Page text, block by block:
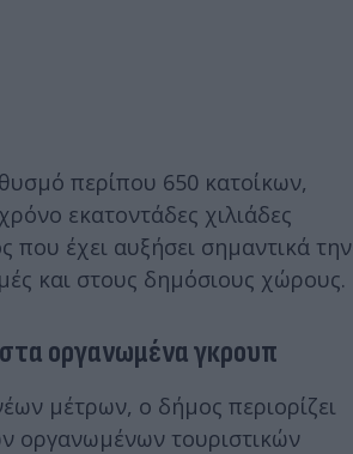
περίπου 650 κατοίκων,
εκατοντάδες χιλιάδες
που έχει αυξήσει σημαντικά την
και στους δημόσιους χώρους.
στα οργανωμένα γκρουπ
μέτρων, ο δήμος περιορίζει
οργανωμένων τουριστικών